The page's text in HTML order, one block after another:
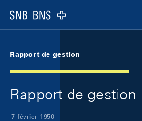
Logo
Rapport de gestion
Rapport de gestion
7 février 1950